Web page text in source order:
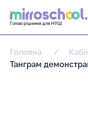
Готові рішення для НУШ
Головна
Танграм